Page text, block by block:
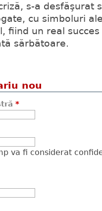
s-a desfăşurat
cu simboluri
fiind un real
sărbătoare.
nou
*
va fi considerat